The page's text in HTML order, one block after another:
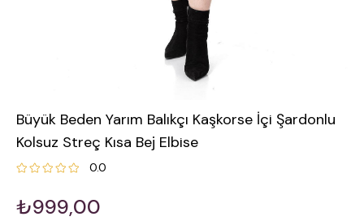
Büyük Beden Yarım Balıkçı Kaşkorse İçi Şardonlu
Kolsuz Streç Kısa Bej Elbise
0.0
₺999,00